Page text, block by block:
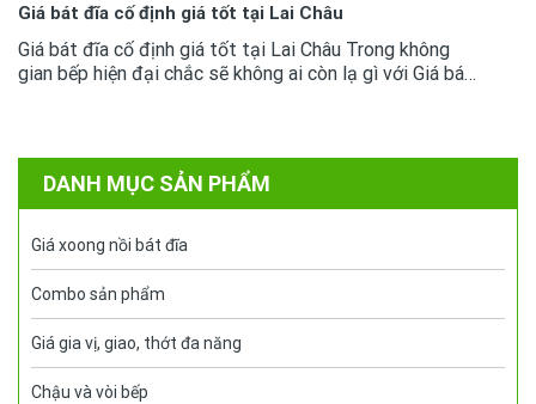
Giá bát đĩa cố định giá tốt tại Lai Châu
Giá bát đĩa cố định giá tốt tại Lai Châu Trong không
gian bếp hiện đại chắc sẽ không ai còn lạ gì với Giá bát
DANH MỤC SẢN PHẨM
Giá xoong nồi bát đĩa
Combo sản phẩm
Giá gia vị, giao, thớt đa năng
Chậu và vòi bếp